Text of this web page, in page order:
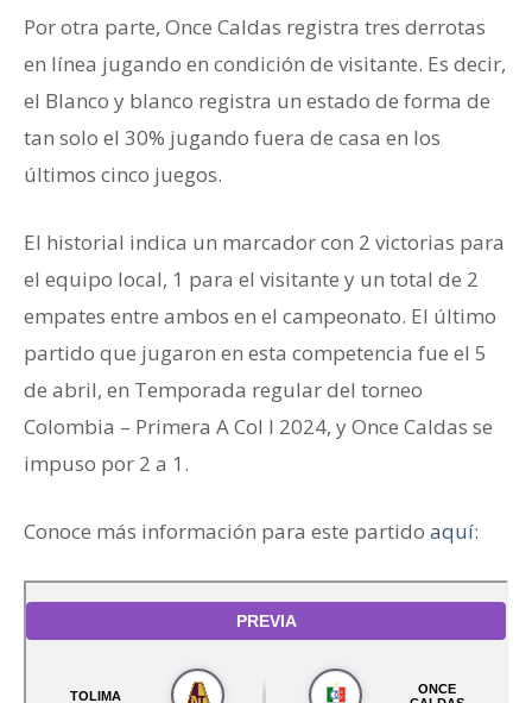
Por otra parte, Once Caldas registra tres derrotas
en línea jugando en condición de visitante. Es decir,
el Blanco y blanco registra un estado de forma de
tan solo el 30% jugando fuera de casa en los
últimos cinco juegos.
El historial indica un marcador con 2 victorias para
el equipo local, 1 para el visitante y un total de 2
empates entre ambos en el campeonato. El último
partido que jugaron en esta competencia fue el 5
de abril, en Temporada regular del torneo
Colombia – Primera A Col I 2024, y Once Caldas se
impuso por 2 a 1.
Conoce más información para este partido aquí: